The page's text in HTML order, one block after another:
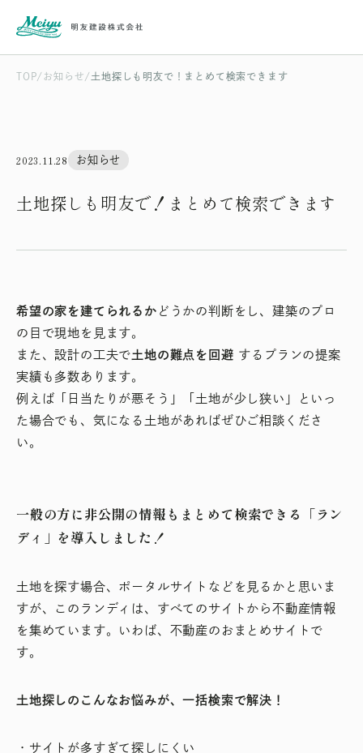
TOP お知らせ 土地探しも明友で！まとめて検索できます
2023.11.28 お知らせ
土地探しも明友で！まとめて検索できます
希望の家を建てられるか どうかの判断をし、建築のプロ
の目で現地を見ます。
また、設計の工夫で土地の難点を回避 するプランの提案
実績も多数あります。
例えば「日当たりが悪そう」「土地が少し狭い」といっ
た場合でも、気になる土地があればぜひご相談くださ
い。
一般の方に非公開の情報もまとめて検索できる「ラン
ディ」を導入しました！
土地を探す場合、ポータルサイトなどを見るかと思いま
すが、このランディは、すべてのサイトから不動産情報
を集めています。いわば、不動産のおまとめサイトで
す。
土地探しのこんなお悩みが、一括検索で解決！
・サイトが多すぎて探しにくい